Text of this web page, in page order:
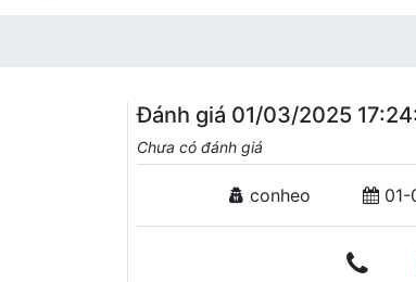
Đánh giá 01/03/2025
Chưa có đánh giá
conheo 01-